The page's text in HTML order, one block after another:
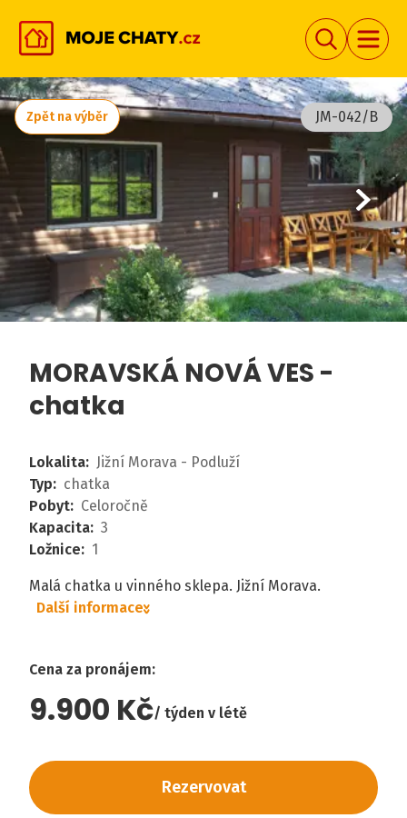
MORAVSKÁ NOVÁ VES -
chatka
Lokalita: Jižní Morava - Podluží
Typ: chatka
Pobyt: Celoročně
Kapacita: 3
Ložnice: 1
Malá chatka u vinného sklepa. Jižní Morava.
Další informace
Cena za pronájem:
9.900 Kč týden v létě
Zpět na výběr JM-042/B
Rezervovat